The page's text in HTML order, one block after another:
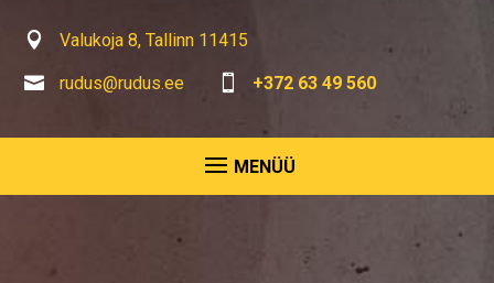
 Valukoja 8, Tallinn 11415
 rudus@rudus.ee  +372 63 49 560